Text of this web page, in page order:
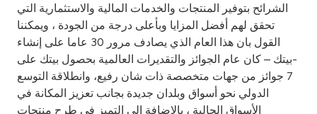
الشرائح بتوفير المنتجات والخدمات المالية والاستثمارية التي
تحقق لهم أفضل المزايا وبأعلى درجة من الجودة ، ويمكننا
القول بان هذا العام الذي يصادف مرور 30 عاما على إنشاء
-بيتك – كان عام الجوائز والتقديرات العالمية بحصول بيتك على
7 جوائز من جهات متخصصة ذات شان رفيع، وانطلاقة التوسع
الدولي نحو أسواق وبلدان جديدة بجانب تعزيز المكانة في
الأسواق الحالية ، بالإضافة إلى التميز في طرح منتجات